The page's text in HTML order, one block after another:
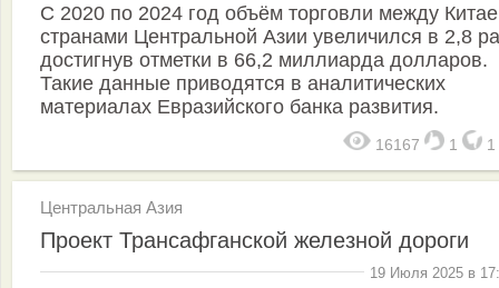
С 2020 по 2024 год объём торговли между
странами Центральной Азии увеличился в 2,8
достигнув отметки в 66,2 миллиарда долларов.
Такие данные приводятся в аналитических
материалах Евразийского банка развития.
16167 1 1
Центральная Азия
Проект Трансафганской железной дороги
19 Июля 2025 в